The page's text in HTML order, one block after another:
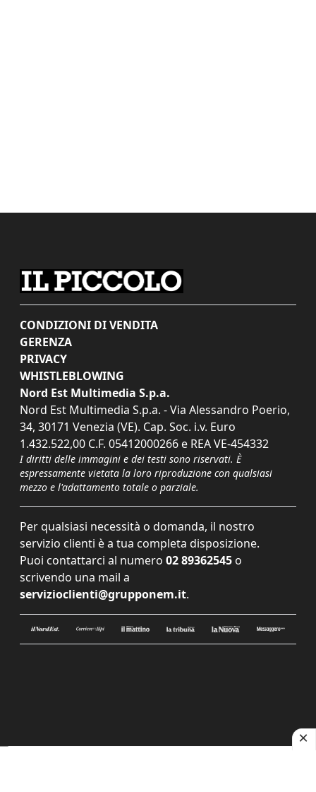
CONDIZIONI DI VENDITA
GERENZA
PRIVACY
WHISTLEBLOWING
Nord Est Multimedia S.p.a.
Nord Est Multimedia S.p.a. - Via Alessandro Poerio,
34, 30171 Venezia (VE). Cap. Soc. i.v. Euro
1.432.522,00 C.F. 05412000266 e REA VE-454332
I diritti delle immagini e dei testi sono riservati. È
espressamente vietata la loro riproduzione con qualsiasi
mezzo e l'adattamento totale o parziale.
Per qualsiasi necessità o domanda, il nostro
servizio clienti è a tua completa disposizione.
Puoi contattarci al numero 02 89362545 o
scrivendo una mail a
servizioclienti@grupponem.it.